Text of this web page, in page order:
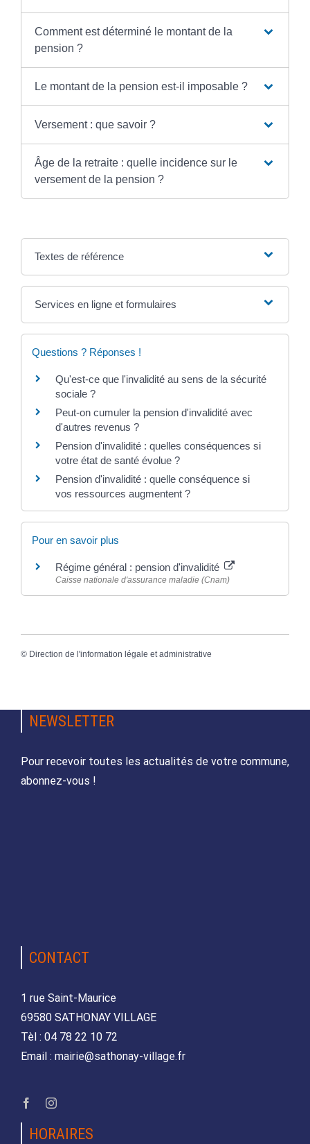
Comment est déterminé le montant de la
pension ?
Le montant de la pension est-il imposable ?
Versement : que savoir ?
Âge de la retraite : quelle incidence sur le
versement de la pension ?
Textes de référence
Services en ligne et formulaires
Questions ? Réponses !
Qu'est-ce que l'invalidité au sens de la sécurité
sociale ?
Peut-on cumuler la pension d'invalidité avec
d'autres revenus ?
Pension d'invalidité : quelles conséquences si
votre état de santé évolue ?
Pension d'invalidité : quelle conséquence si
vos ressources augmentent ?
Pour en savoir plus
Régime général : pension d'invalidité
Caisse nationale d'assurance maladie (Cnam)
© Direction de l'information légale et administrative
NEWSLETTER
Pour recevoir toutes les actualités de votre commune,
abonnez-vous !
CONTACT
1 rue Saint-Maurice
69580 SATHONAY VILLAGE
Tèl : 04 78 22 10 72
Email : mairie@sathonay-village.fr
HORAIRES